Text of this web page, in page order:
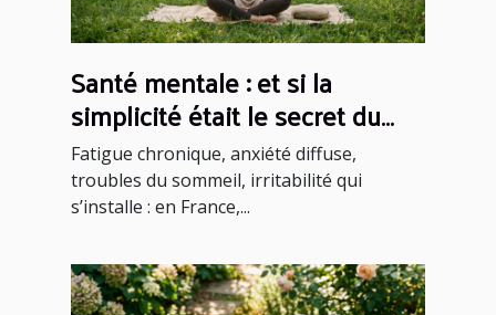
Santé mentale : et si la
simplicité était le secret du
mieux-être ?
Fatigue chronique, anxiété diffuse,
troubles du sommeil, irritabilité qui
s’installe : en France,...